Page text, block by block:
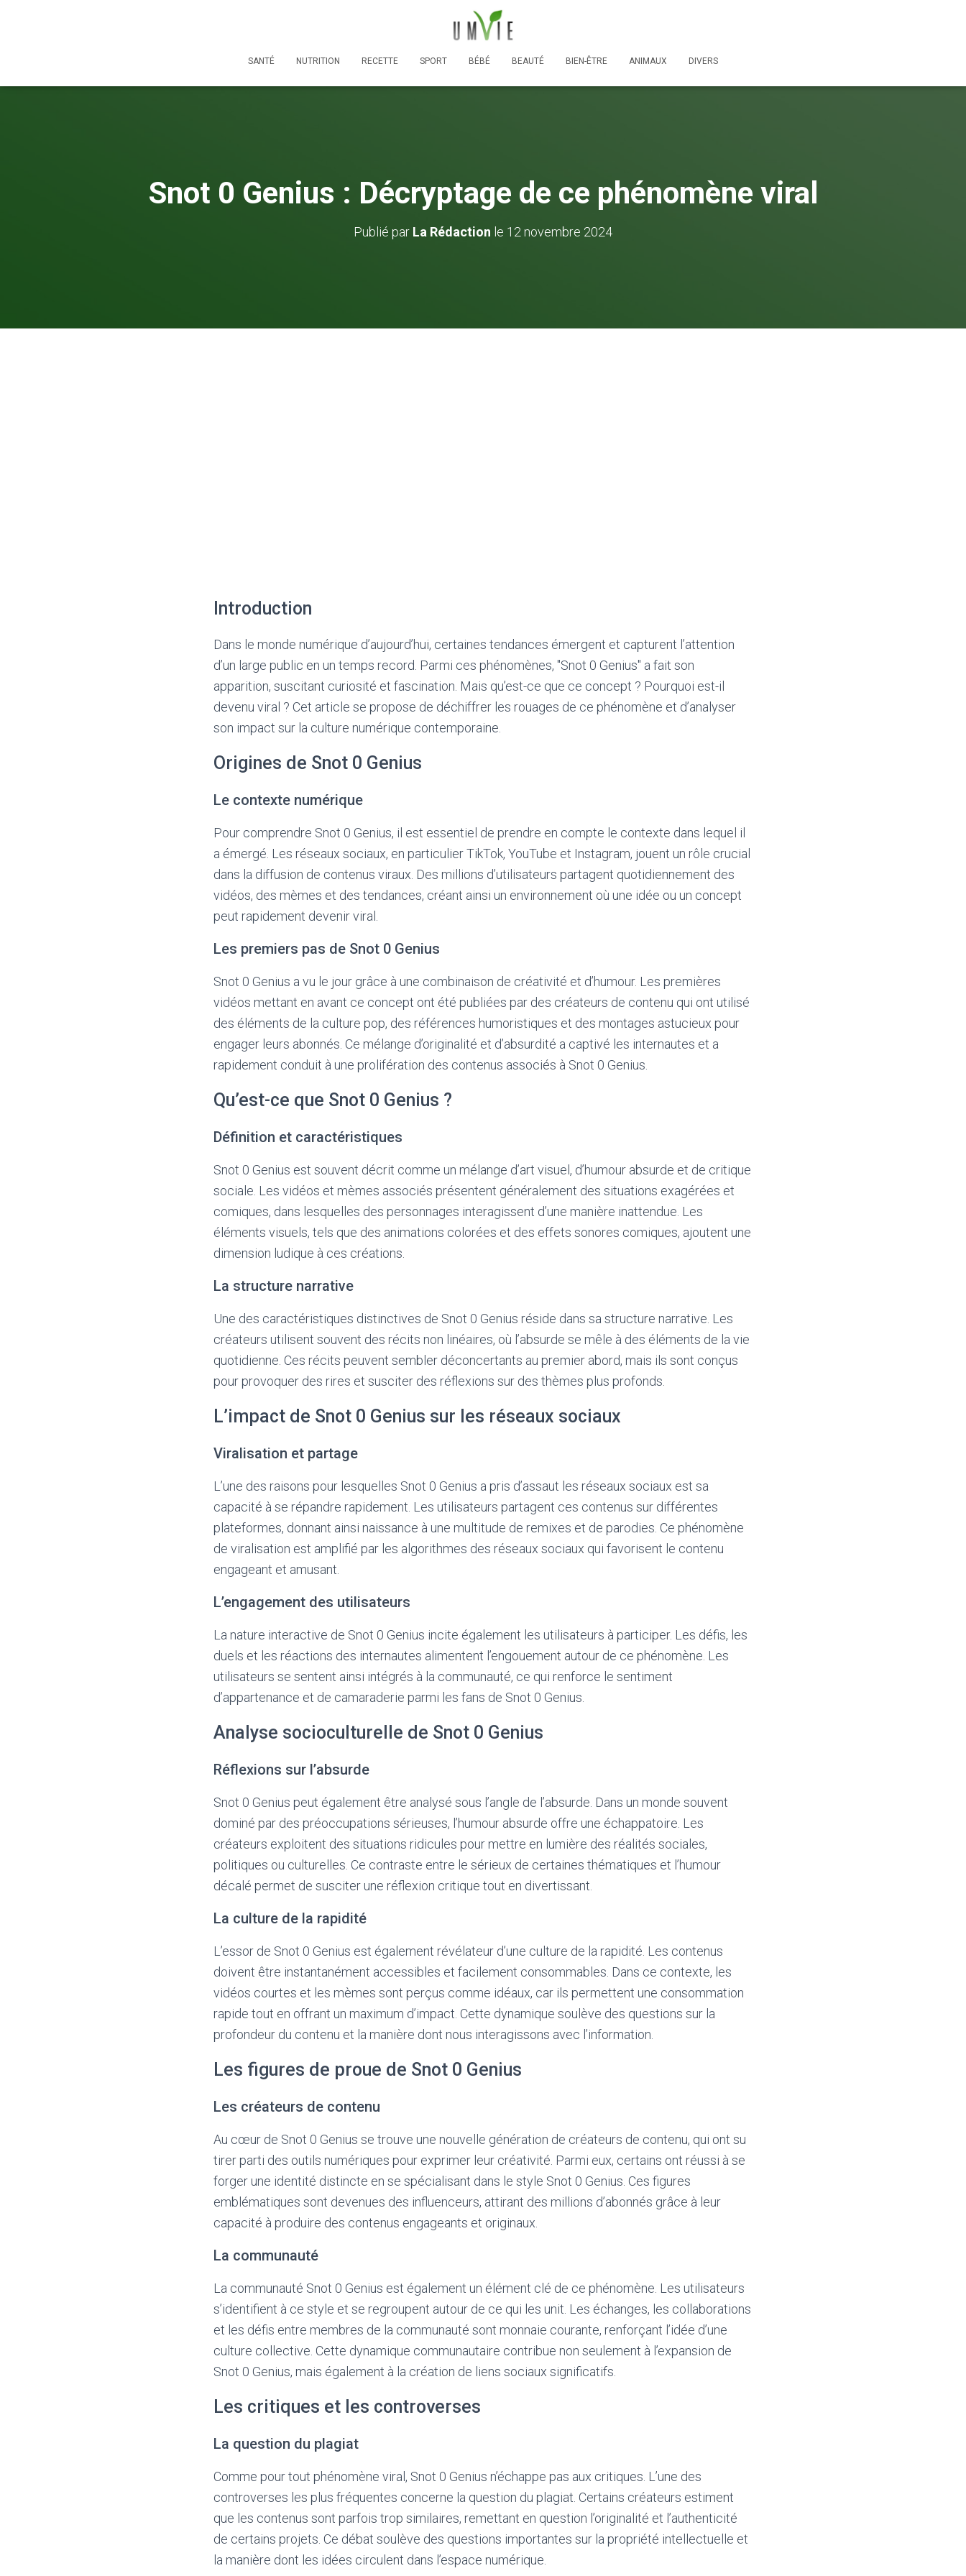
SANTÉ NUTRITION RECETTE SPORT BÉBÉ BEAUTÉ BIEN-ÊTRE ANIMAUX DIVERS
Snot 0 Genius : Décryptage de ce phénomène viral
Publié par La Rédaction le 12 novembre 2024
Introduction
Dans le monde numérique d’aujourd’hui, certaines tendances émergent et capturent l’attention
d’un large public en un temps record. Parmi ces phénomènes, "Snot 0 Genius" a fait son
apparition, suscitant curiosité et fascination. Mais qu’est-ce que ce concept ? Pourquoi est-il
devenu viral ? Cet article se propose de déchiffrer les rouages de ce phénomène et d’analyser
son impact sur la culture numérique contemporaine.
Origines de Snot 0 Genius
Le contexte numérique
Pour comprendre Snot 0 Genius, il est essentiel de prendre en compte le contexte dans lequel il
a émergé. Les réseaux sociaux, en particulier TikTok, YouTube et Instagram, jouent un rôle crucial
dans la diffusion de contenus viraux. Des millions d’utilisateurs partagent quotidiennement des
vidéos, des mèmes et des tendances, créant ainsi un environnement où une idée ou un concept
peut rapidement devenir viral.
Les premiers pas de Snot 0 Genius
Snot 0 Genius a vu le jour grâce à une combinaison de créativité et d’humour. Les premières
vidéos mettant en avant ce concept ont été publiées par des créateurs de contenu qui ont utilisé
des éléments de la culture pop, des références humoristiques et des montages astucieux pour
engager leurs abonnés. Ce mélange d’originalité et d’absurdité a captivé les internautes et a
rapidement conduit à une prolifération des contenus associés à Snot 0 Genius.
Qu’est-ce que Snot 0 Genius ?
Définition et caractéristiques
Snot 0 Genius est souvent décrit comme un mélange d’art visuel, d’humour absurde et de critique
sociale. Les vidéos et mèmes associés présentent généralement des situations exagérées et
comiques, dans lesquelles des personnages interagissent d’une manière inattendue. Les
éléments visuels, tels que des animations colorées et des effets sonores comiques, ajoutent une
dimension ludique à ces créations.
La structure narrative
Une des caractéristiques distinctives de Snot 0 Genius réside dans sa structure narrative. Les
créateurs utilisent souvent des récits non linéaires, où l’absurde se mêle à des éléments de la vie
quotidienne. Ces récits peuvent sembler déconcertants au premier abord, mais ils sont conçus
pour provoquer des rires et susciter des réflexions sur des thèmes plus profonds.
L’impact de Snot 0 Genius sur les réseaux sociaux
Viralisation et partage
L’une des raisons pour lesquelles Snot 0 Genius a pris d’assaut les réseaux sociaux est sa
capacité à se répandre rapidement. Les utilisateurs partagent ces contenus sur différentes
plateformes, donnant ainsi naissance à une multitude de remixes et de parodies. Ce phénomène
de viralisation est amplifié par les algorithmes des réseaux sociaux qui favorisent le contenu
engageant et amusant.
L’engagement des utilisateurs
La nature interactive de Snot 0 Genius incite également les utilisateurs à participer. Les défis, les
duels et les réactions des internautes alimentent l’engouement autour de ce phénomène. Les
utilisateurs se sentent ainsi intégrés à la communauté, ce qui renforce le sentiment
d’appartenance et de camaraderie parmi les fans de Snot 0 Genius.
Analyse socioculturelle de Snot 0 Genius
Réflexions sur l’absurde
Snot 0 Genius peut également être analysé sous l’angle de l’absurde. Dans un monde souvent
dominé par des préoccupations sérieuses, l’humour absurde offre une échappatoire. Les
créateurs exploitent des situations ridicules pour mettre en lumière des réalités sociales,
politiques ou culturelles. Ce contraste entre le sérieux de certaines thématiques et l’humour
décalé permet de susciter une réflexion critique tout en divertissant.
La culture de la rapidité
L’essor de Snot 0 Genius est également révélateur d’une culture de la rapidité. Les contenus
doivent être instantanément accessibles et facilement consommables. Dans ce contexte, les
vidéos courtes et les mèmes sont perçus comme idéaux, car ils permettent une consommation
rapide tout en offrant un maximum d’impact. Cette dynamique soulève des questions sur la
profondeur du contenu et la manière dont nous interagissons avec l’information.
Les figures de proue de Snot 0 Genius
Les créateurs de contenu
Au cœur de Snot 0 Genius se trouve une nouvelle génération de créateurs de contenu, qui ont su
tirer parti des outils numériques pour exprimer leur créativité. Parmi eux, certains ont réussi à se
forger une identité distincte en se spécialisant dans le style Snot 0 Genius. Ces figures
emblématiques sont devenues des influenceurs, attirant des millions d’abonnés grâce à leur
capacité à produire des contenus engageants et originaux.
La communauté
La communauté Snot 0 Genius est également un élément clé de ce phénomène. Les utilisateurs
s’identifient à ce style et se regroupent autour de ce qui les unit. Les échanges, les collaborations
et les défis entre membres de la communauté sont monnaie courante, renforçant l’idée d’une
culture collective. Cette dynamique communautaire contribue non seulement à l’expansion de
Snot 0 Genius, mais également à la création de liens sociaux significatifs.
Les critiques et les controverses
La question du plagiat
Comme pour tout phénomène viral, Snot 0 Genius n’échappe pas aux critiques. L’une des
controverses les plus fréquentes concerne la question du plagiat. Certains créateurs estiment
que les contenus sont parfois trop similaires, remettant en question l’originalité et l’authenticité
de certains projets. Ce débat soulève des questions importantes sur la propriété intellectuelle et
la manière dont les idées circulent dans l’espace numérique.